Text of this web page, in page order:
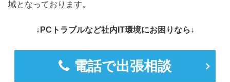
域となっております。
↓PCトラブルなど社内IT環境にお困りなら↓
電話で出張相談